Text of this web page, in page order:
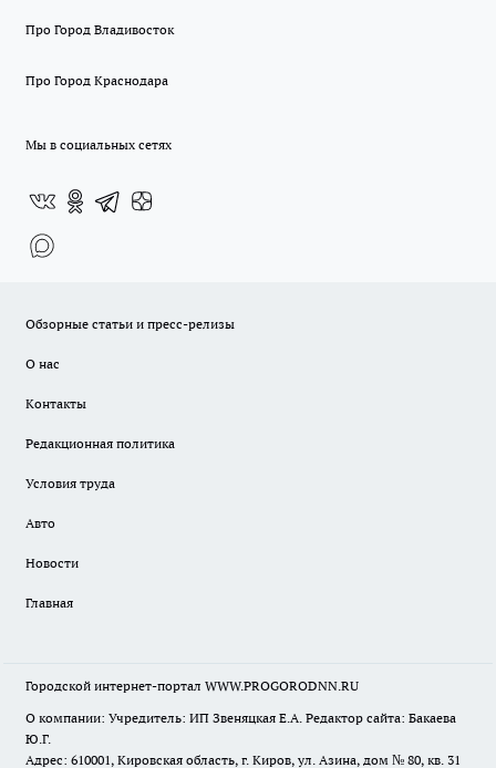
Про Город Владивосток
Про Город Краснодара
Мы в социальных сетях
Обзорные статьи и пресс-релизы
О нас
Контакты
Редакционная политика
Условия труда
Авто
Новости
Главная
Городской интернет-портал WWW.PROGORODNN.RU
О компании: Учредитель: ИП Звеняцкая Е.А. Редактор сайта: Бакаева
Ю.Г.
Адрес: 610001, Кировская область, г. Киров, ул. Азина, дом № 80, кв. 31